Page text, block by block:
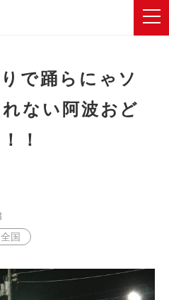
で踊らにゃソ
ない阿波おど
！
全国